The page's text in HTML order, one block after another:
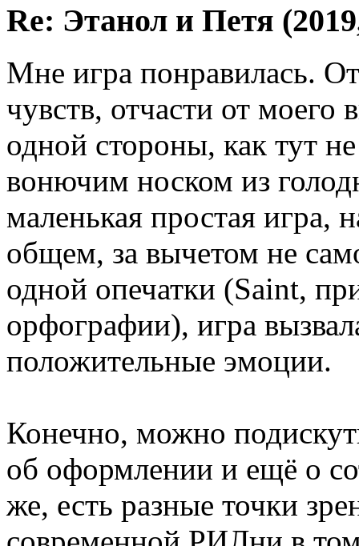
Re: Этанол и Петя
Мне игра понравилась.
чувств, отчасти от
одной стороны, как тут
вонючим носком из
маленькая простая игра,
общем, за вычетом не
одной опечатки (Saint,
орфографии), игра
положительные эмоции.
Конечно, можно
об оформлении и ещё о
же, есть разные точки